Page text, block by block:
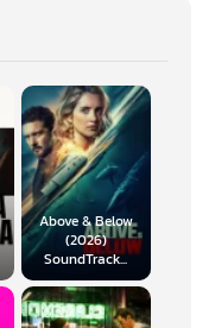
Above & Below
(2026)
SoundTrack...